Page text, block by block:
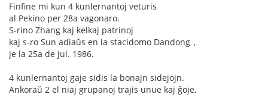
Finfine mi kun 4 kunlernantoj veturis
al Pekino per 28a vagonaro.
S-rino Zhang kaj kelkaj patrinoj
kaj s-ro Sun adiaŭs en la stacidomo Dandong，
je la 25a de jul. 1986.
4 kunlernantoj gaje sidis la bonajn sidejojn.
Ankoraŭ 2 el niaj grupanoj trajis unue kaj ĝoje.